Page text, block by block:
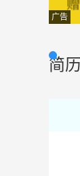
市
旗
广告
简